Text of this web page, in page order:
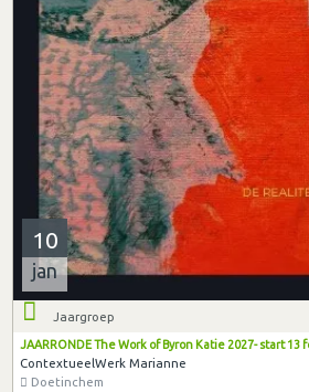
10
jan
Jaargroep
JAARRONDE The Work of Byron Katie 2027- start
ContextueelWerk Marianne
Doetinchem